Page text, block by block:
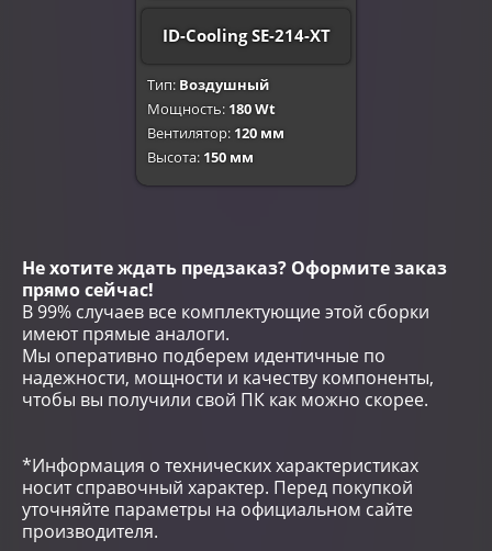
ID-Cooling SE-214-XT
Тип: Воздушный
Мощность: 180 Wt
Вентилятор: 120 мм
Высота: 150 мм
Не хотите ждать предзаказ? Оформите заказ
прямо сейчас!
В 99% случаев все комплектующие этой сборки
имеют прямые аналоги.
Мы оперативно подберем идентичные по
надежности, мощности и качеству компоненты,
чтобы вы получили свой ПК как можно скорее.
*Информация о технических характеристиках
носит справочный характер. Перед покупкой
уточняйте параметры на официальном сайте
производителя.